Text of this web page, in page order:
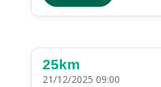
25km
21/12/2025 09:00